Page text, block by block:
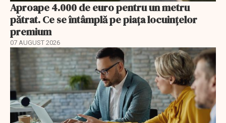
Aproape 4.000 de euro pentru un metru
pătrat. Ce se întâmplă pe piața locuințelor
premium
07 AUGUST 2026